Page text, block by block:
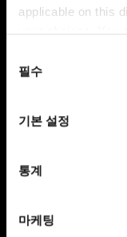
applicable on this
your choices. You
the Privacy trigger
Collect
Identify
Find out more
선택
필수
기본 설정
통계
마케팅
에서 더 위쳐
피드백을 보